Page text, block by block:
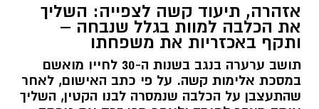
אזהרה, תיעוד קשה לצפייה: השליך
את הכלבה למוות בגלל שנבחה –
ותקף באכזריות את משפחתו
תושב ערערה בנגב בשנות ה-30 לחייו מואשם
במסכת אלימות קשה. על פי כתב האישום, לאחר
שהתעצבן על הכלבה שנמסרה לבנו הקטין, השליך